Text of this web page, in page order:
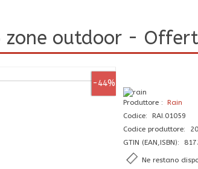
outdoor -
-44%
Produttore
Rain
Codice: RAI.01059
Codice produttore:
GTIN (EAN,ISBN):
Ne restano